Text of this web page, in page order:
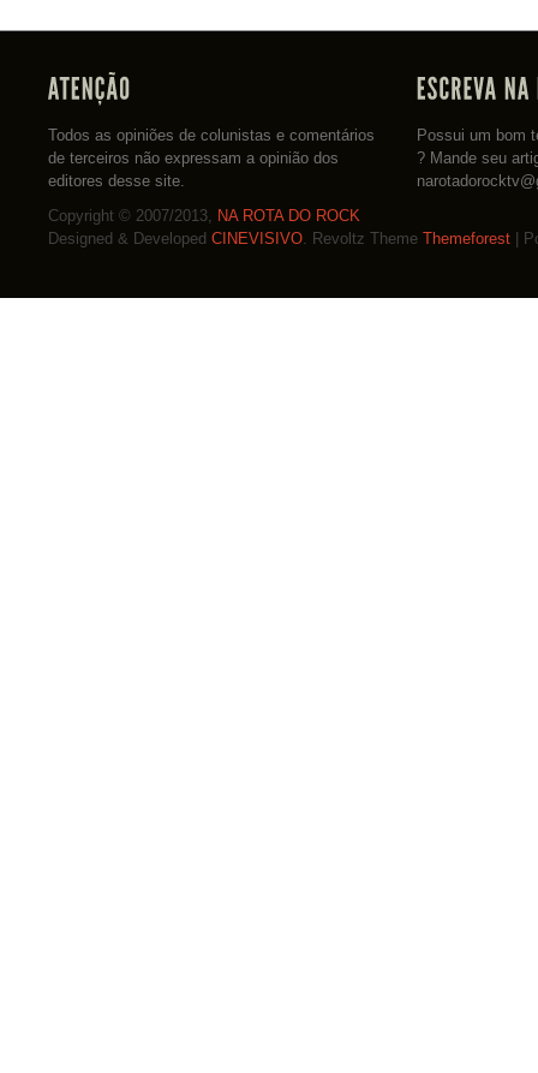
Todos as opiniões de colunistas e comentários
de terceiros não expressam a opinião dos
editores desse site.
Possui um bom
? Mande seu
Copyright © 2007/2013, NA ROTA DO ROCK
Designed & Developed CINEVISIVO. Revoltz Theme Themeforest |